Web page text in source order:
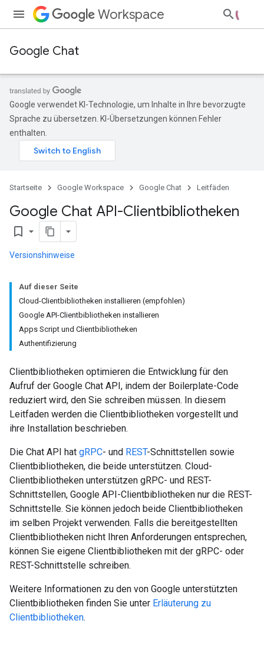
Workspace
Google Chat
Google verwendet KI-Technologie, um Inhalte in Ihre bevorzugte
Sprache zu übersetzen. KI-Übersetzungen können Fehler
enthalten.
Startseite Google Workspace Google Chat Leitfäden
Google Chat API-Clientbibliotheken
bookmark_border
Versionshinweise
Auf dieser Seite
Cloud-Clientbibliotheken installieren (empfohlen)
Google API-Clientbibliotheken installieren
Apps Script und Clientbibliotheken
Authentifizierung
Clientbibliotheken optimieren die Entwicklung für den
Aufruf der Google Chat API, indem der Boilerplate-Code
reduziert wird, den Sie schreiben müssen. In diesem
Leitfaden werden die Clientbibliotheken vorgestellt und
ihre Installation beschrieben.
Die Chat API hat gRPC- und REST-Schnittstellen sowie
Clientbibliotheken, die beide unterstützen. Cloud-
Clientbibliotheken unterstützen gRPC- und REST-
Schnittstellen, Google API-Clientbibliotheken nur die REST-
Schnittstelle. Sie können jedoch beide Clientbibliotheken
im selben Projekt verwenden. Falls die bereitgestellten
Clientbibliotheken nicht Ihren Anforderungen entsprechen,
können Sie eigene Clientbibliotheken mit der gRPC- oder
REST-Schnittstelle schreiben.
Weitere Informationen zu den von Google unterstützten
Clientbibliotheken finden Sie unter Erläuterung zu
Clientbibliotheken.